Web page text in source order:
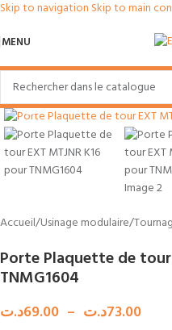
Skip to navigation Skip to main
MENU
Accueil/Usinage modulaire/
Porte Plaquette de tour
TNMG1604
69.00د.ت – 73.00د.ت